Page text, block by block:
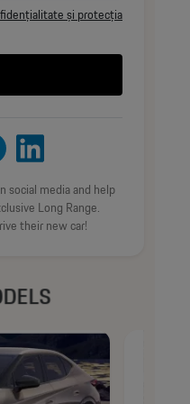
și protecția
social media and help
Long Range.
their new car!